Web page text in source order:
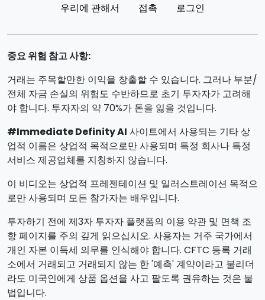
우리에 관해서 접촉 로그인
중요 위험 참고 사항:
거래는 주목할만한 이익을 창출할 수 있습니다. 그러나 부분/
전체 자금 손실의 위험도 수반하므로 초기 투자자가 고려해
야 합니다. 투자자의 약 70%가 돈을 잃을 것입니다.
#Immediate Definity AI 사이트에서 사용되는 기타 상
업적 이름은 상업적 목적으로만 사용되며 특정 회사나 특정
서비스 제공업체를 지칭하지 않습니다.
이 비디오는 상업적 프레젠테이션 및 일러스트레이션 목적으
로만 사용되며 모든 참가자는 배우입니다.
투자하기 전에 제3자 투자자 플랫폼의 이용 약관 및 면책 조
항 페이지를 주의 깊게 읽으십시오. 사용자는 거주 국가에서
개인 자본 이득세 의무를 인식해야 합니다. CFTC 등록 거래
소에서 거래되고 거래되지 않는 한 '예측' 계약이라고 불리더
라도 미국인에게 상품 옵션을 사고 팔도록 권유하는 것은 불
법입니다.